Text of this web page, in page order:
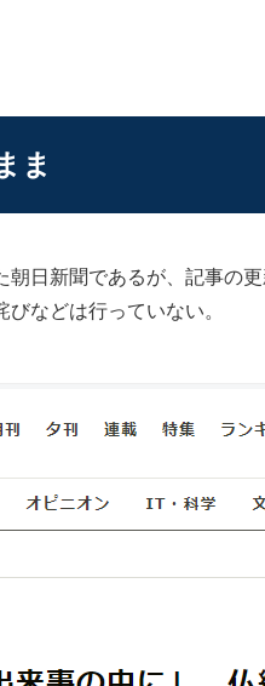
ま
日新聞であるが、記事の
などは行っていない。